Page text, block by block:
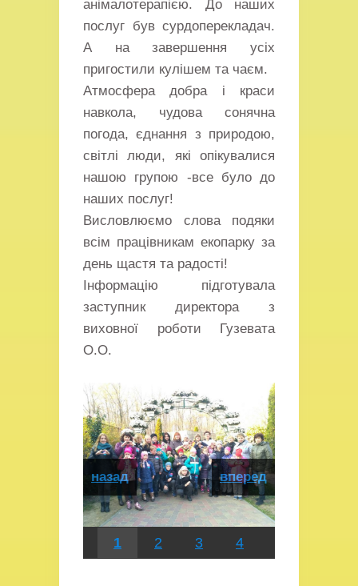
анімалотерапією. До наших
послуг був сурдоперекладач.
А на завершення усіх
пригостили кулішем та чаєм.
Атмосфера добра і краси
навкола, чудова сонячна
погода, єднання з природою,
світлі люди, які опікувалися
нашою групою -все було до
наших послуг!
Висловлюємо слова подяки
всім працівникам екопарку за
день щастя та радості!
Інформацію підготувала
заступник директора з
виховної роботи Гузевата
О.О.
назад вперед
1 2 3 4